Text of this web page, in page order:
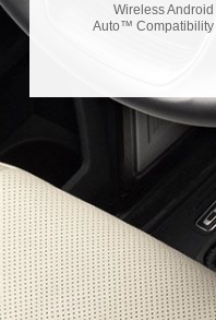
Wireless Android
Auto™ Compatibility